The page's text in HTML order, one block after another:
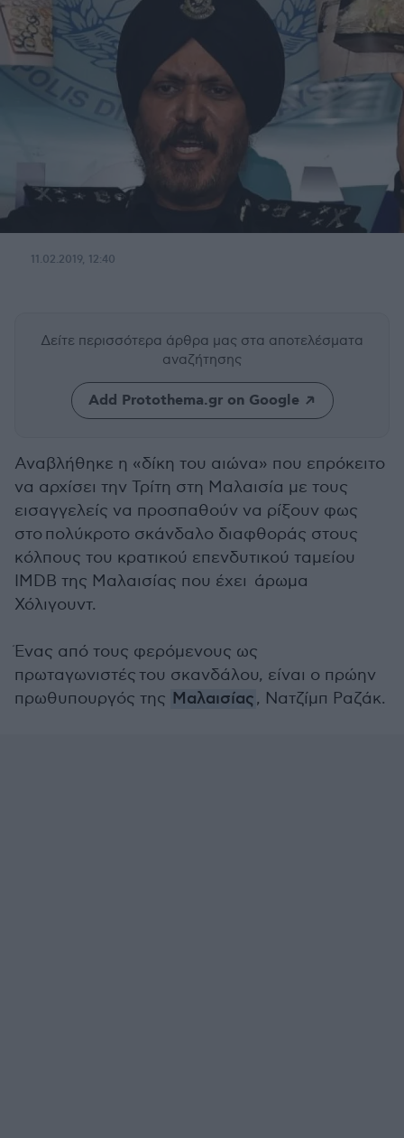
11.02.2019, 12:40
Δείτε περισσότερα άρθρα μας στα αποτελέσματα
αναζήτησης
Add Protothema.gr on Google
Αναβλήθηκε η «δίκη του αιώνα» που επρόκειτο
να αρχίσει την Τρίτη στη Μαλαισία με τους
εισαγγελείς να προσπαθούν να ρίξουν φως
στο πολύκροτο σκάνδαλο διαφθοράς στους
κόλπους του κρατικού επενδυτικού ταμείου
ΙMDB της Μαλαισίας που έχει άρωμα
Χόλιγουντ.
Ένας από τους φερόμενους ως
πρωταγωνιστές του σκανδάλου, είναι ο πρώην
πρωθυπουργός της Μαλαισίας, Νατζίμπ Ραζάκ.